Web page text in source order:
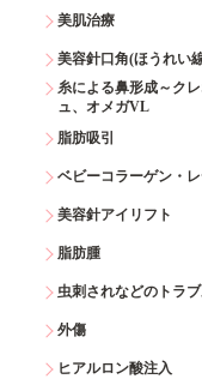
美肌治療
美容針口角(ほうれい
糸による鼻形成～ク
ュ、オメガVL
脂肪吸引
ベビーコラーゲン・
美容針アイリフト
脂肪腫
虫刺されなどのトラ
外傷
ヒアルロン酸注入